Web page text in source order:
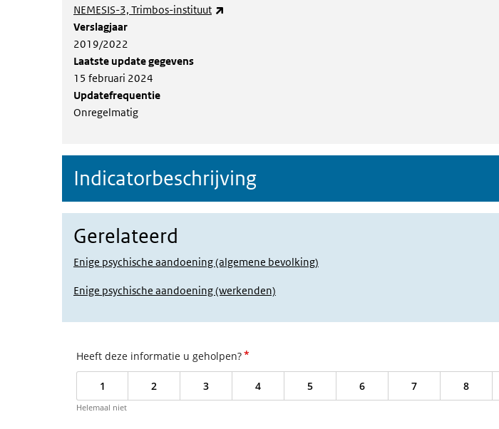
NEMESIS-3, Trimbos-instituut
Verslagjaar
2019/2022
Laatste update gegevens
15 februari 2024
Updatefrequentie
Onregelmatig
Indicatorbeschrijving
Gerelateerd
Enige psychische aandoening (algemene bevolking)
Enige psychische aandoening (werkenden)
Heeft deze informatie u geholpen?*
1 2 3 4 5 6 7 8
Helemaal niet